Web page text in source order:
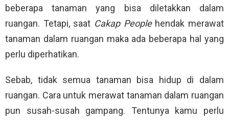
beberapa tanaman yang bisa diletakkan dalam
ruangan. Tetapi, saat Cakap People hendak merawat
tanaman dalam ruangan maka ada beberapa hal yang
perlu diperhatikan.
Sebab, tidak semua tanaman bisa hidup di dalam
ruangan. Cara untuk merawat tanaman dalam ruangan
pun susah-susah gampang. Tentunya kamu perlu